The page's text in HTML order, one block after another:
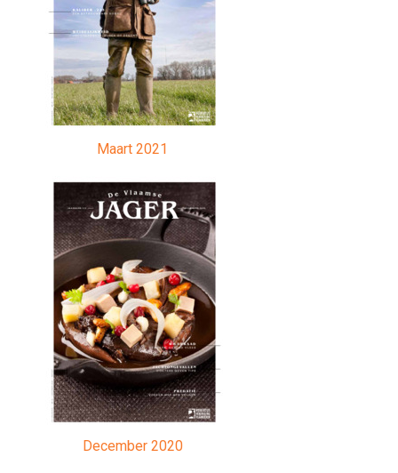
Maart 2021
December 2020